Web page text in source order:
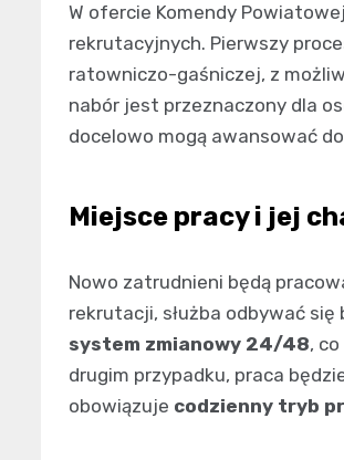
W ofercie Komendy
rekrutacyjnych. Pierwszy
ratowniczo-gaśniczej, z
nabór jest przeznaczony dla
docelowo mogą awansować
Miejsce pracy i jej
Nowo zatrudnieni będą
rekrutacji, służba odbywać
system zmianowy 24/48,
drugim przypadku, praca
obowiązuje codzienny tryb